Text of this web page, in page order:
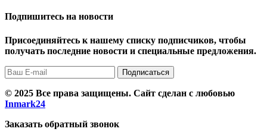
Подпишитесь на новости
Присоединяйтесь к нашему списку подписчиков, чтобы
получать последние новости и специальные предложения.
Подписаться
© 2025 Все права защищены. Сайт сделан с любовью
Inmark24
Заказать обратный звонок